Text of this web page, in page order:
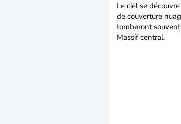
Le ciel se
de couverture
tomberont
Massif central.